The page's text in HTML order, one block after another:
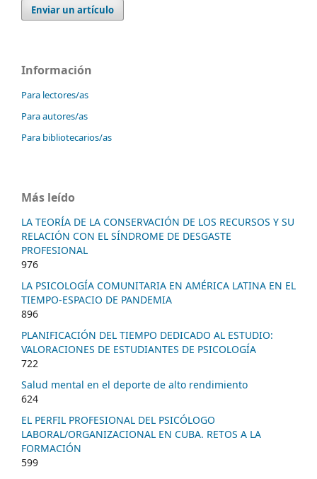
Enviar un artículo
Información
Para lectores/as
Para autores/as
Para bibliotecarios/as
Más leído
LA TEORÍA DE LA CONSERVACIÓN DE LOS RECURSOS Y SU
RELACIÓN CON EL SÍNDROME DE DESGASTE
PROFESIONAL
976
LA PSICOLOGÍA COMUNITARIA EN AMÉRICA LATINA EN EL
TIEMPO-ESPACIO DE PANDEMIA
896
PLANIFICACIÓN DEL TIEMPO DEDICADO AL ESTUDIO:
VALORACIONES DE ESTUDIANTES DE PSICOLOGÍA
722
Salud mental en el deporte de alto rendimiento
624
EL PERFIL PROFESIONAL DEL PSICÓLOGO
LABORAL/ORGANIZACIONAL EN CUBA. RETOS A LA
FORMACIÓN
599